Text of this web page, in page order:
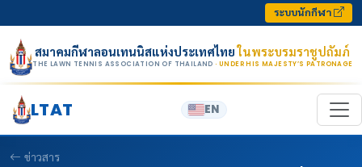
ระบบนักกีฬา
สมาคมกีฬาลอนเทนนิสแห่งประเทศไทยในพระบรมราชูปถัมภ์
THE LAWN TENNIS ASSOCIATION OF THAILAND · UNDER HIS MAJESTY’S PATRONAGE
LTAT EN
ข่าวสาร